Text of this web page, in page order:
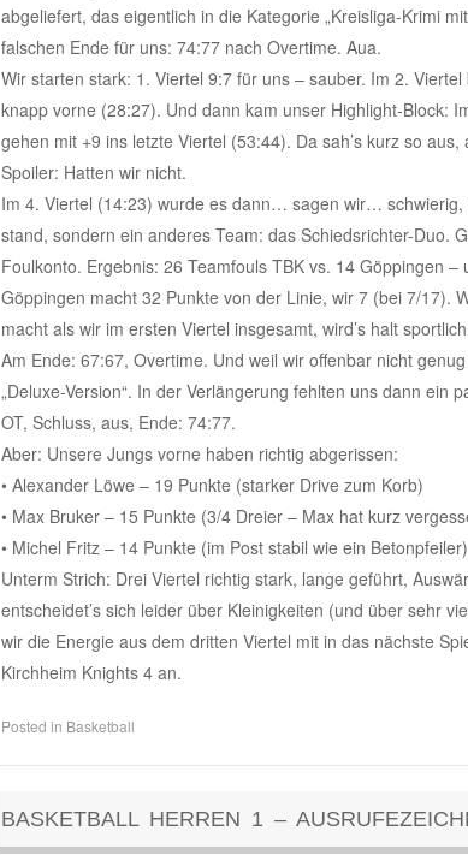
abgeliefert, das eigentlich in die Kategorie „Kreisliga-Krimi
falschen Ende für uns: 74:77 nach Overtime. Aua.
Wir starten stark: 1. Viertel 9:7 für uns – sauber. Im 2.
knapp vorne (28:27). Und dann kam unser Highlight-Block:
gehen mit +9 ins letzte Viertel (53:44). Da sah’s kurz so
Spoiler: Hatten wir nicht.
Im 4. Viertel (14:23) wurde es dann… sagen wir…
stand, sondern ein anderes Team: das Schiedsrichter-Duo.
Foulkonto. Ergebnis: 26 Teamfouls TBK vs. 14 Göppingen
Göppingen macht 32 Punkte von der Linie, wir 7 (bei 7/17).
macht als wir im ersten Viertel insgesamt, wird’s halt
Am Ende: 67:67, Overtime. Und weil wir offenbar nicht
„Deluxe-Version“. In der Verlängerung fehlten uns dann ein
OT, Schluss, aus, Ende: 74:77.
Aber: Unsere Jungs vorne haben richtig abgerissen:
• Alexander Löwe – 19 Punkte (starker Drive zum Korb)
• Max Bruker – 15 Punkte (3/4 Dreier – Max hat kurz
• Michel Fritz – 14 Punkte (im Post stabil wie ein Betonpfeiler)
Unterm Strich: Drei Viertel richtig stark, lange geführt,
entscheidet’s sich leider über Kleinigkeiten (und über sehr
wir die Energie aus dem dritten Viertel mit in das nächste
Kirchheim Knights 4 an.
Posted in Basketball
BASKETBALL HERREN 1 –